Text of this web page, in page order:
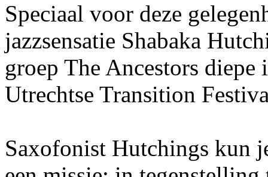
Speciaal voor deze
jazzsensatie Shabaka
groep The Ancestors
Utrechtse Transition
Saxofonist Hutchings kun